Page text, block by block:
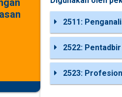
2511:
2522:
2523: